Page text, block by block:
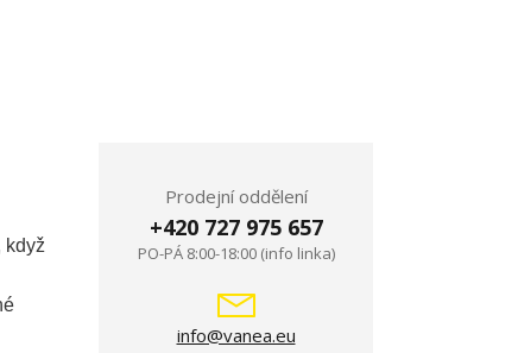
když
Prodejní oddělení
+420 727 975 657
PO-PÁ 8:00-18:00 (info linka)
info@vanea.eu